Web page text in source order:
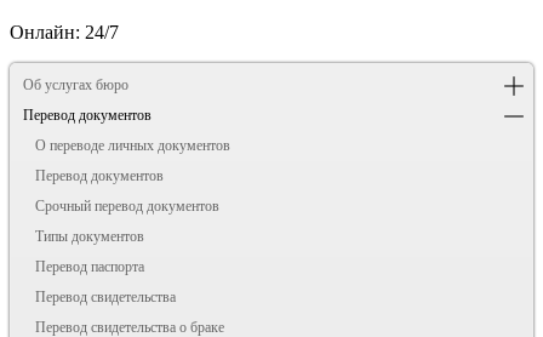
Онлайн: 24/7
Об услугах бюро
Перевод документов
О переводе личных документов
Перевод документов
Срочный перевод документов
Типы документов
Перевод паспорта
Перевод свидетельства
Перевод свидетельства о браке